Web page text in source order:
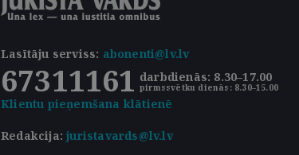
Lasītāju serviss: abonenti@lv.lv
67311161 darbdienās: 8.30–17.00
pirmssvētku dienās: 8.30–15.00
Klientu pieņemšana klātienē
Redakcija:juristavards@lv.lv